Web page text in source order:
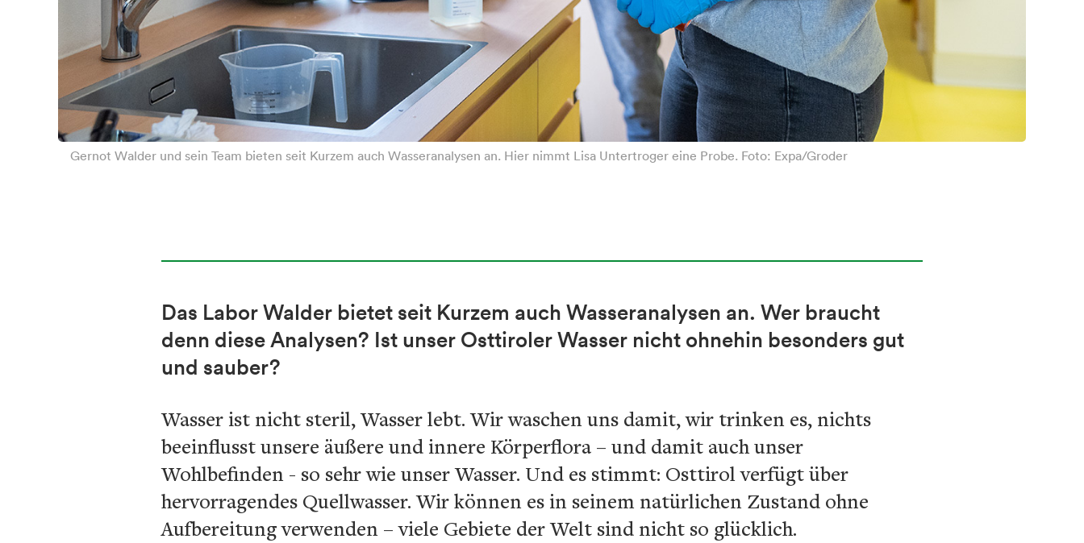
Gernot Walder und sein Team bieten seit Kurzem auch Wasseranalysen an. Hier nimmt Lisa Untertroger eine Probe. Foto: Expa/Groder
Das Labor Walder bietet seit Kurzem auch Wasseranalysen an. Wer braucht
denn diese Analysen? Ist unser Osttiroler Wasser nicht ohnehin besonders gut
und sauber?
Wasser ist nicht steril, Wasser lebt. Wir waschen uns damit, wir trinken es, nichts
beeinflusst unsere äußere und innere Körperflora – und damit auch unser
Wohlbefinden - so sehr wie unser Wasser. Und es stimmt: Osttirol verfügt über
hervorragendes Quellwasser. Wir können es in seinem natürlichen Zustand ohne
Aufbereitung verwenden – viele Gebiete der Welt sind nicht so glücklich.